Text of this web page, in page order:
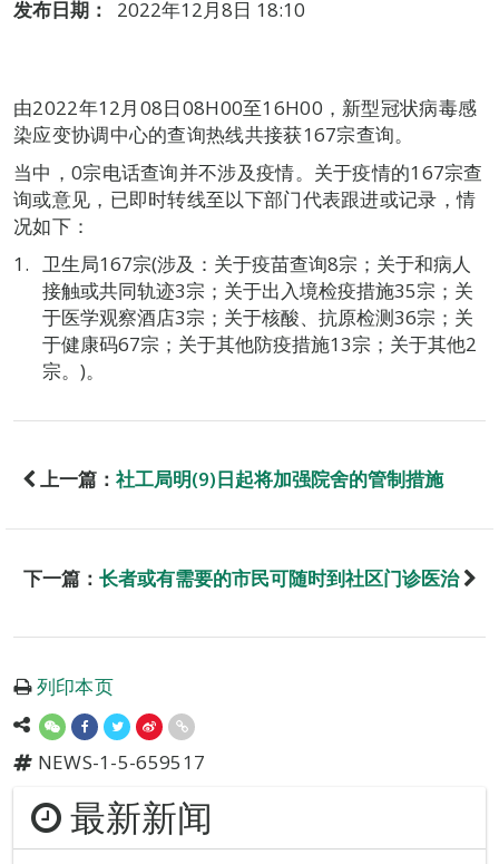
发布日期：
2022年12月8日 18:10
由2022年12月08日08H00至16H00，新型冠状病毒感
染应变协调中心的查询热线共接获167宗查询。
当中，0宗电话查询并不涉及疫情。关于疫情的167宗查
询或意见，已即时转线至以下部门代表跟进或记录，情
况如下：
卫生局167宗(涉及：关于疫苗查询8宗；关于和病人
接触或共同轨迹3宗；关于出入境检疫措施35宗；关
于医学观察酒店3宗；关于核酸、抗原检测36宗；关
于健康码67宗；关于其他防疫措施13宗；关于其他2
宗。)。
上一篇： 社工局明(9)日起将加强院舍的管制措施
下一篇： 长者或有需要的市民可随时到社区门诊医治
列印本页
NEWS-1-5-659517
最新新闻